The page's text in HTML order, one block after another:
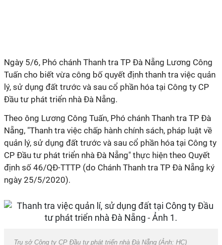
Ngày 5/6, Phó chánh Thanh tra TP Đà Nẵng Lương Công
Tuấn cho biết vừa công bố quyết định thanh tra việc quản
lý, sử dụng đất trước và sau cổ phần hóa tại Công ty CP
Đầu tư phát triển nhà Đà Nẵng.
Theo ông Lương Công Tuấn, Phó chánh Thanh tra TP Đà
Nẵng, "Thanh tra việc chấp hành chính sách, pháp luật về
quản lý, sử dụng đất trước và sau cổ phần hóa tại Công ty
CP Đầu tư phát triển nhà Đà Nẵng" thực hiện theo Quyết
định số 46/QĐ-TTTP (do Chánh Thanh tra TP Đà Nẵng ký
ngày 25/5/2020).
Trụ sở Công ty CP Đầu tư phát triển nhà Đà Nẵng (Ảnh: HC)